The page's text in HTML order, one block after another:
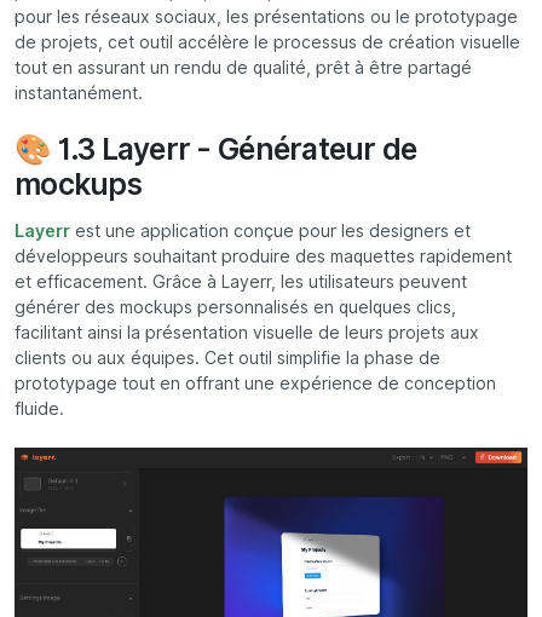
pour les réseaux sociaux, les présentations ou le prototypage
de projets, cet outil accélère le processus de création visuelle
tout en assurant un rendu de qualité, prêt à être partagé
instantanément.
🎨 1.3 Layerr - Générateur de
mockups
Layerr est une application conçue pour les designers et
développeurs souhaitant produire des maquettes rapidement
et efficacement. Grâce à Layerr, les utilisateurs peuvent
générer des mockups personnalisés en quelques clics,
facilitant ainsi la présentation visuelle de leurs projets aux
clients ou aux équipes. Cet outil simplifie la phase de
prototypage tout en offrant une expérience de conception
fluide.